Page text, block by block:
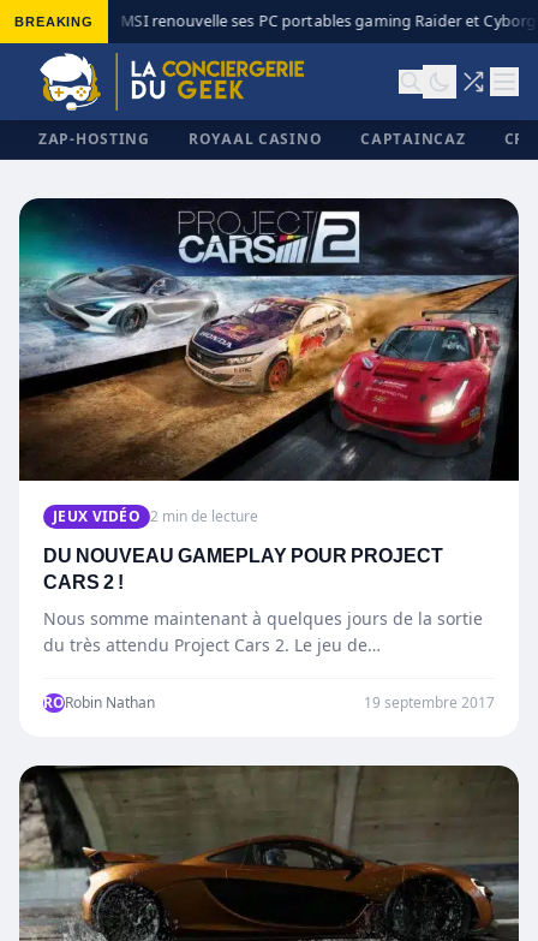
BREAKING MSI renouvelle ses PC portables gaming Raider et Cyborg
ZAP-HOSTING ROYAAL CASINO CAPTAINCAZ
✕
JEUX VIDÉO 2 min de lecture
DU NOUVEAU GAMEPLAY POUR PROJECT
CARS 2 !
Nous somme maintenant à quelques jours de la sortie
du très attendu Project Cars 2. Le jeu de…
RORobin Nathan 19 septembre 2017